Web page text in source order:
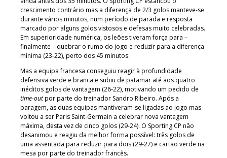
crescimento contrário mas a diferença de 2/3 golos manteve-se
durante vários minutos, num período de parada e resposta
marcado por alguns golos vistosos e defesas muito celebradas.
Em superioridade numérica, os leões tiveram força para –
finalmente – quebrar o rumo do jogo e reduzir para a diferença
mínima (23-22), perto dos 45 minutos.
Mas a equipa francesa conseguiu reagir à profundidade
defensiva verde e branca e subiu de patamar até aos quatro
inéditos golos de vantagem (26-22), motivando um pedido de
time-outpor parte do treinador Sandro Ribeiro. Após a
paragem, as duas equipas mantiveram-se ligadas ao jogo mas
voltou a ser Paris Saint-Germain a celebrar nova vantagem
máxima, desta vez de cinco golos (29-24). O Sporting CP não
desanimou e reagiu da melhor forma possível: três golos de
uma assentada para reduzir para dois (29-27) e cartão verde na
mesa por parte do treinador francês.